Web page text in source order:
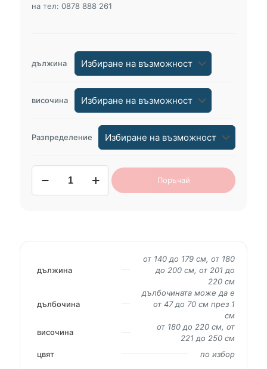
на тел: 0878 888 261
дължина
височина
Разпределение
Поръчай
дължина
от 140 до 179 см, от 180
до 200 см, от 201 до
220 см
дълбочина
дълбочината може да е
от 47 до 70 см през 1
см
височина
от 180 до 220 см, от
221 до 250 см
цвят
по избор